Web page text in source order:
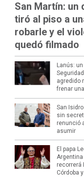
San Martín: un
tiró al piso a
robarle y el
quedó filmado
Lanús:
agredido
frenar
San
sin
renunció
asumir
El papa
Argentina
recorrerá
Córdoba